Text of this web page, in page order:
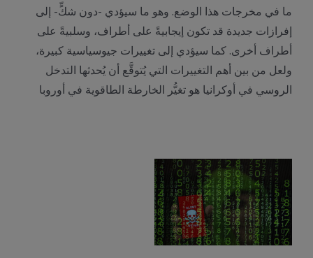
ما في مخرجات هذا الوضع. وهو ما سيؤدي -دون شكٍّ- إلى
إفرازات جديدة قد تكون إيجابيةً على أطراف، وسلبيةً على
أطراف أخرى. كما سيؤدي إلى تغييرات جيوسياسية كبيرة،
ولعل من بين أهم التغييرات التي يُتوقَّع أن يُحدثها التدخل
الروسي في أوكرانيا هو تغيُّر الخارطة الطاقوية في أوروبا